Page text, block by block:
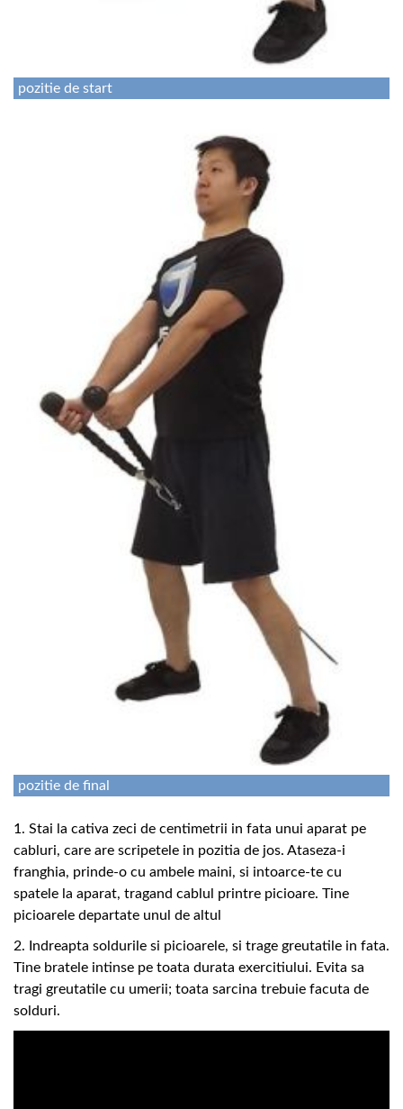
pozitie de start
pozitie de final
1. Stai la cativa zeci de centimetrii in fata unui aparat pe
cabluri, care are scripetele in pozitia de jos. Ataseza-i
franghia, prinde-o cu ambele maini, si intoarce-te cu
spatele la aparat, tragand cablul printre picioare. Tine
picioarele departate unul de altul
2. Indreapta soldurile si picioarele, si trage greutatile in fata.
Tine bratele intinse pe toata durata exercitiului. Evita sa
tragi greutatile cu umerii; toata sarcina trebuie facuta de
solduri.